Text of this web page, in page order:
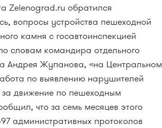
Zelenograd.ru обратился
вопросы устройства пешеходной
камня с госавтоинспекцией
словам командира отдельного
Андрея Жупанова, «на Центральном
по выявлению нарушителей
движение по пешеходным
что за семь месяцев этого
административных протоколов